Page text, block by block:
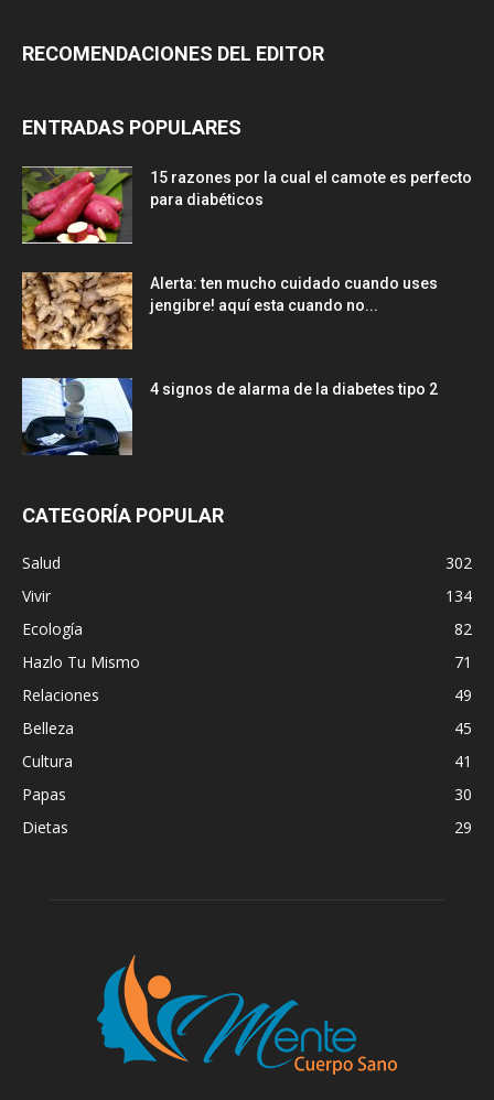
RECOMENDACIONES DEL EDITOR
ENTRADAS POPULARES
15 razones por la cual el camote es perfecto
para diabéticos
Alerta: ten mucho cuidado cuando uses
jengibre! aquí esta cuando no...
4 signos de alarma de la diabetes tipo 2
CATEGORÍA POPULAR
Salud
302
Vivir
134
Ecología
82
Hazlo Tu Mismo
71
Relaciones
49
Belleza
45
Cultura
41
Papas
30
Dietas
29